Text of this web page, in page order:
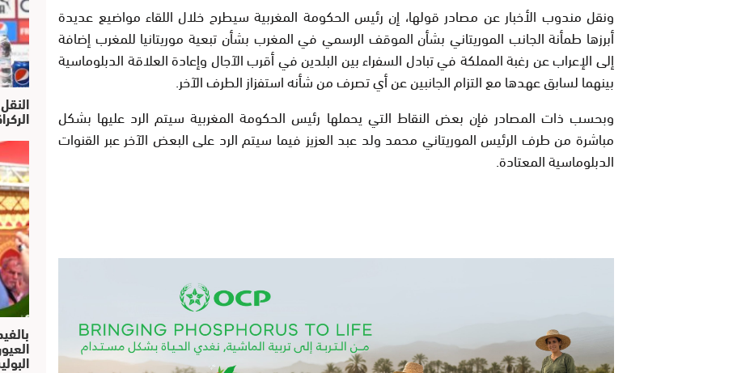
ونقل مندوب الأخبار عن مصادر قولها، إن رئيس الحكومة المغربية سيطرح خلال اللقاء مواضيع عديدة
أبرزها طمأنة الجانب الموريتاني بشأن الموقف الرسمي في المغرب بشأن تبعية موريتانيا للمغرب إضافة
إلى الإعراب عن رغبة المملكة في تبادل السفراء بين البلدين في أقرب الآجال وإعادة العلاقة الدبلوماسية
بينهما لسابق عهدها مع التزام الجانبين عن أي تصرف من شأنه استفزاز الطرف الآخر.
وبحسب ذات المصادر فإن بعض النقاط التي يحملها رئيس الحكومة المغربية سيتم الرد عليها بشكل
مباشرة من طرف الرئيس الموريتاني محمد ولد عبد العزيز فيما سيتم الرد على البعض الآخر عبر القنوات
الدبلوماسية المعتادة.